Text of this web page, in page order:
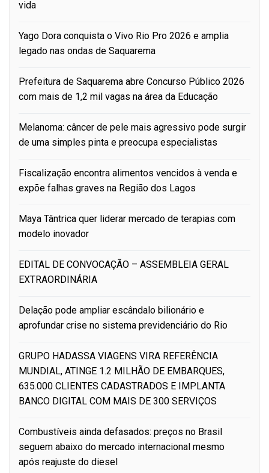
vida
Yago Dora conquista o Vivo Rio Pro 2026 e amplia
legado nas ondas de Saquarema
Prefeitura de Saquarema abre Concurso Público 2026
com mais de 1,2 mil vagas na área da Educação
Melanoma: câncer de pele mais agressivo pode surgir
de uma simples pinta e preocupa especialistas
Fiscalização encontra alimentos vencidos à venda e
expõe falhas graves na Região dos Lagos
Maya Tântrica quer liderar mercado de terapias com
modelo inovador
EDITAL DE CONVOCAÇÃO – ASSEMBLEIA GERAL
EXTRAORDINÁRIA
Delação pode ampliar escândalo bilionário e
aprofundar crise no sistema previdenciário do Rio
GRUPO HADASSA VIAGENS VIRA REFERÊNCIA
MUNDIAL, ATINGE 1.2 MILHÃO DE EMBARQUES,
635.000 CLIENTES CADASTRADOS E IMPLANTA
BANCO DIGITAL COM MAIS DE 300 SERVIÇOS
Combustíveis ainda defasados: preços no Brasil
seguem abaixo do mercado internacional mesmo
após reajuste do diesel